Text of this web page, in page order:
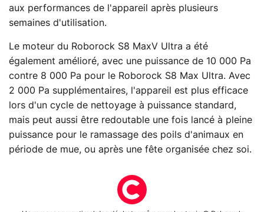
aux performances de l'appareil après plusieurs
semaines d'utilisation.
Le moteur du Roborock S8 MaxV Ultra a été
également amélioré, avec une puissance de 10 000 Pa
contre 8 000 Pa pour le Roborock S8 Max Ultra. Avec
2 000 Pa supplémentaires, l'appareil est plus efficace
lors d'un cycle de nettoyage à puissance standard,
mais peut aussi être redoutable une fois lancé à pleine
puissance pour le ramassage des poils d'animaux en
période de mue, ou après une fête organisée chez soi.